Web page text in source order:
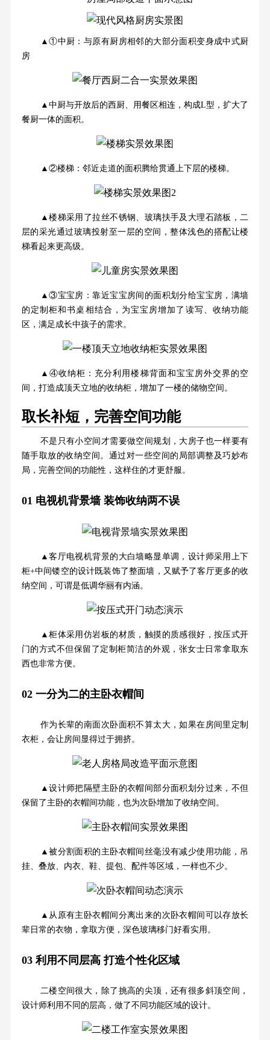
▲①中厨：与原有厨房相邻的大部分面积变身成中式厨
房
▲中厨与开放后的西厨、用餐区相连，构成L型，扩大了
餐厨一体的面积。
▲②楼梯：邻近走道的面积腾给贯通上下层的楼梯。
▲楼梯采用了拉丝不锈钢、玻璃扶手及大理石踏板，二
层的采光通过玻璃投射至一层的空间，整体浅色的搭配让楼
梯看起来更高级。
▲③宝宝房：靠近宝宝房间的面积划分给宝宝房，满墙
的定制柜和书桌相结合，为宝宝房增加了读写、收纳功能
区，满足成长中孩子的需求。
▲④收纳柜：充分利用楼梯背面和宝宝房外交界的空
间，打造成顶天立地的收纳柜，增加了一楼的储物空间。
取长补短，完善空间功能
不是只有小空间才需要做空间规划，大房子也一样要有
随手取放的收纳空间。通过对一些空间的局部调整及巧妙布
局，完善空间的功能性，这样住的才更舒服。
01 电视机背景墙 装饰收纳两不误
▲客厅电视机背景的大白墙略显单调，设计师采用上下
柜+中间镂空的设计既装饰了整面墙，又赋予了客厅更多的收
纳空间，可谓是低调华丽有内涵。
▲柜体采用仿岩板的材质，触摸的质感很好，按压式开
门的方式不但保留了定制柜简洁的外观，张女士日常拿取东
西也非常方便。
02 一分为二的主卧衣帽间
作为长辈的南面次卧面积不算太大，如果在房间里定制
衣柜，会让房间显得过于拥挤。
▲设计师把隔壁主卧的衣帽间部分面积划分过来，不但
保留了主卧的衣帽间功能，也为次卧增加了收纳空间。
▲被分割面积的主卧衣帽间丝毫没有减少使用功能，吊
挂、叠放、内衣、鞋、提包、配件等区域，一样也不少。
▲从原有主卧衣帽间分离出来的次卧衣帽间可以存放长
辈日常的衣物，拿取方便，深色玻璃移门好看实用。
03利用不同层高 打造个性化区域
二楼空间很大，除了挑高的尖顶，还有很多斜顶空间，
设计师利用不同的层高，做了不同功能区域的设计。